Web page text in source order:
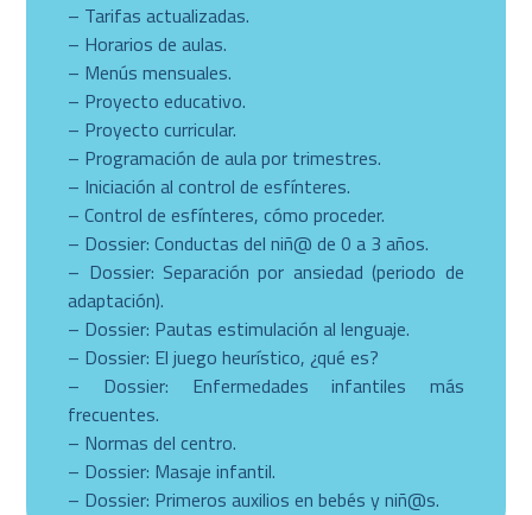
– Tarifas actualizadas.
– Horarios de aulas.
– Menús mensuales.
– Proyecto educativo.
– Proyecto curricular.
– Programación de aula por trimestres.
– Iniciación al control de esfínteres.
– Control de esfínteres, cómo proceder.
– Dossier: Conductas del niñ@ de 0 a 3 años.
– Dossier: Separación por ansiedad (periodo de
adaptación).
– Dossier: Pautas estimulación al lenguaje.
– Dossier: El juego heurístico, ¿qué es?
– Dossier: Enfermedades infantiles más
frecuentes.
– Normas del centro.
– Dossier: Masaje infantil.
– Dossier: Primeros auxilios en bebés y niñ@s.